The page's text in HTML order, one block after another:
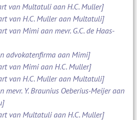
van Multatuli aan H.C. Muller]
van H.C. Muller aan Multatuli]
van Mimi aan mevr. G.C. de Haas-
advokatenfirma aan Mimi]
van Mimi aan H.C. Muller]
van H.C. Muller aan Multatuli]
Y. Braunius Oeberius-Meijer aan
van Multatuli aan H.C. Muller]